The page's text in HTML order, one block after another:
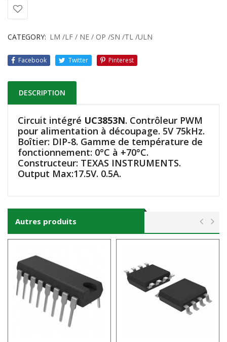
CATEGORY: LM /LF / NE / OP /SN /TL /ULN
Facebook Twitter Pinterest
DESCRIPTION
Circuit intégré UC3853N. Contrôleur PWM
pour alimentation à découpage. 5V 75kHz.
Boîtier: DIP-8. Gamme de température de
fonctionnement: 0°C à +70°C.
Constructeur: TEXAS INSTRUMENTS.
Output Max:17.5V. 0.5A.
Autres produits